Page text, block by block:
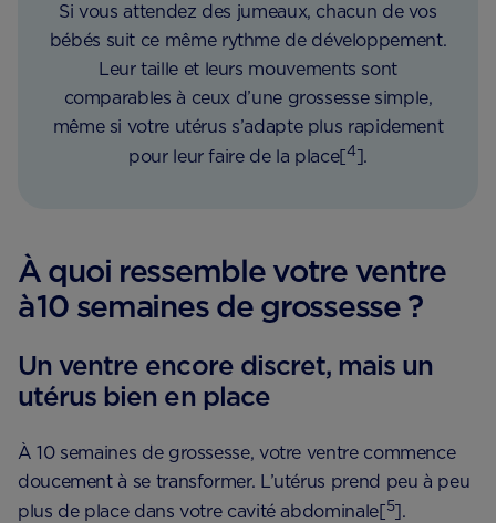
Si vous attendez des jumeaux, chacun de vos
bébés suit ce même rythme de développement.
Leur taille et leurs mouvements sont
comparables à ceux d’une grossesse simple,
même si votre utérus s’adapte plus rapidement
pour leur faire de la place[4].
À quoi ressemble votre ventre
à 10 semaines de grossesse ?
Un ventre encore discret, mais un
utérus bien en place
À 10 semaines de grossesse, votre ventre commence
doucement à se transformer. L’utérus prend peu à peu
plus de place dans votre cavité abdominale[5].